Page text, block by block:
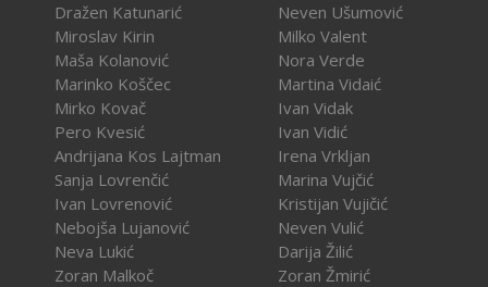
Dražen Katunarić
Miroslav Kirin
Maša Kolanović
Marinko Koščec
Mirko Kovač
Pero Kvesić
Andrijana Kos Lajtman
Sanja Lovrenčić
Ivan Lovrenović
Nebojša Lujanović
Neva Lukić
Zoran Malkoč
Neven Ušumović
Milko Valent
Nora Verde
Martina Vidaić
Ivan Vidak
Ivan Vidić
Irena Vrkljan
Marina Vujčić
Kristijan Vujičić
Neven Vulić
Darija Žilić
Zoran Žmirić